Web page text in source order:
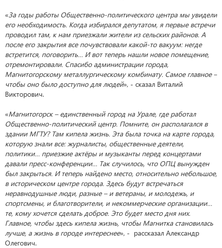
«За годы работы Общественно-политического центра мы увидели
его необходимость. Когда избирался депутатом, я первые встречи
проводил там, к нам приезжали жители из сельских районов. А
после его закрытия все почувствовали какой-то вакуум: негде
встретится, поговорить… И вот теперь нашли новое помещение,
отремонтировали. Спасибо администрации города,
Магнитогорскому металлургическому комбинату. Самое главное –
чтобы оно было доступно для людей», - сказал Виталий
Викторович.
«Магнитогорск – единственный город на Урале, где работал
Общественно-политический центр. Помните, он располагался в
здании МГТУ? Там кипела жизнь. Эта была точка на карте города,
которую знали все: журналисты, общественные деятели,
политики… приезжие актёры и музыканты перед концертами
давали пресс-конференции… Так случилось, что ОПЦ вынужден
был закрыться. И теперь найдено место, относительно небольшое,
в историческом центре города. Здесь будут встречаться
неравнодушные люди, разные – и ветераны, и молодежь, и
спортсмены, и благотворители, и некоммерческие организации…
те, кому хочется сделать доброе. Это будет место дня них.
Главное, чтобы здесь кипела жизнь, чтобы Магнитка становилась
лучше, а жизнь в городе интереснее», - рассказал Александр
Олегович.